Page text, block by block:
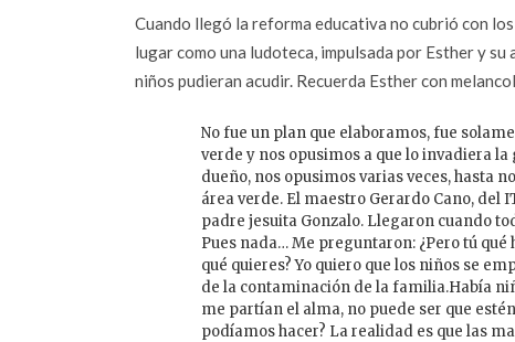
Cuando llegó la reforma educativa no cubrió con
lugar como una ludoteca, impulsada por Esther y
niños pudieran acudir. Recuerda Esther con
No fue un plan que elaboramos, fue
verde y nos opusimos a que lo invadiera
dueño, nos opusimos varias veces, hasta
área verde. El maestro Gerardo Cano, del
padre jesuita Gonzalo. Llegaron cuando
Pues nada… Me preguntaron: ¿Pero tú qué
qué quieres? Yo quiero que los niños se
de la contaminación de la familia.Había
me partían el alma, no puede ser que
podíamos hacer? La realidad es que las